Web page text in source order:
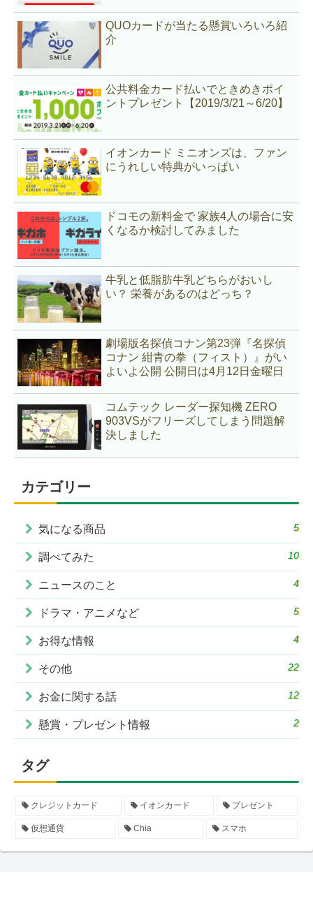
QUOカードが当たる懸賞いろいろ紹
介
公共料金カード払いでときめきポイ
ントプレゼント【2019/3/21～6/20】
イオンカード ミニオンズは、ファン
にうれしい特典がいっぱい
ドコモの新料金で 家族4人の場合に安
くなるか検討してみました
牛乳と低脂肪牛乳どちらがおいし
い？ 栄養があるのはどっち？
劇場版名探偵コナン第23弾『名探偵
コナン 紺青の拳（フィスト）』がい
よいよ公開 公開日は4月12日金曜日
コムテック レーダー探知機 ZERO
903VSがフリーズしてしまう問題解
決しました
カテゴリー
気になる商品 5
調べてみた 10
ニュースのこと 4
ドラマ・アニメなど 5
お得な情報 4
その他 22
お金に関する話 12
懸賞・プレゼント情報 2
タグ
クレジットカード イオンカード プレゼント
仮想通貨 Chia スマホ